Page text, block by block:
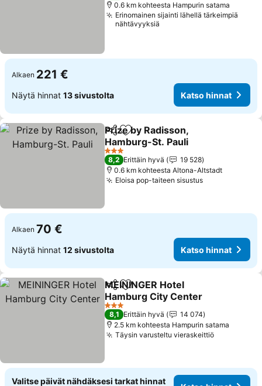
0.6 km kohteesta Hampurin satama
Erinomainen sijainti lähellä tärkeimpiä
nähtävyyksiä
Alkaen 221 €
Näytä hinnat 13 sivustolta Katso hinnat
Jaa Lisää suosikkeihin
Prize by Radisson,
Hamburg-St. Pauli
3 Tähtiluokitus
8,2 Erittäin hyvä
19 528
0.6 km kohteesta Altona-Altstadt
Eloisa pop-taiteen sisustus
Alkaen 70 €
Näytä hinnat 12 sivustolta Katso hinnat
Jaa Lisää suosikkeihin
MEININGER Hotel
Hamburg City Center
3 Tähtiluokitus
8,1 Erittäin hyvä
14 074
2.5 km kohteesta Hampurin satama
Täysin varusteltu vieraskeittiö
Valitse päivät nähdäksesi tarkat hinnat